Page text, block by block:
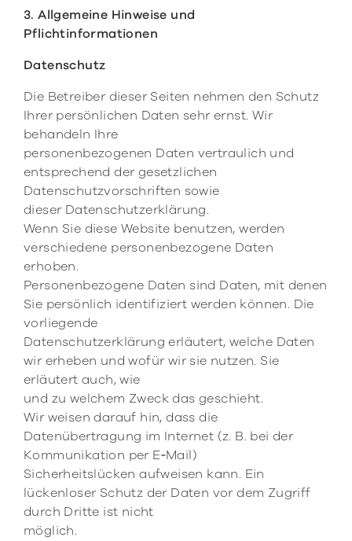
3. Allgemeine Hinweise und
Pflichtinformationen
Datenschutz
Die Betreiber dieser Seiten nehmen den Schutz
Ihrer persönlichen Daten sehr ernst. Wir
behandeln Ihre
personenbezogenen Daten vertraulich und
entsprechend der gesetzlichen
Datenschutzvorschriften sowie
dieser Datenschutzerklärung.
Wenn Sie diese Website benutzen, werden
verschiedene personenbezogene Daten
erhoben.
Personenbezogene Daten sind Daten, mit denen
Sie persönlich identifiziert werden können. Die
vorliegende
Datenschutzerklärung erläutert, welche Daten
wir erheben und wofür wir sie nutzen. Sie
erläutert auch, wie
und zu welchem Zweck das geschieht.
Wir weisen darauf hin, dass die
Datenübertragung im Internet (z. B. bei der
Kommunikation per E‑Mail)
Sicherheitslücken aufweisen kann. Ein
lückenloser Schutz der Daten vor dem Zugriff
durch Dritte ist nicht
möglich.